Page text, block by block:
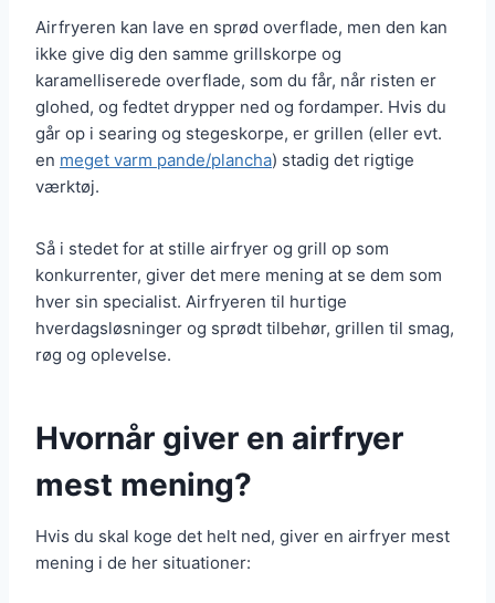
Airfryeren kan lave en sprød overflade, men den kan
ikke give dig den samme grillskorpe og
karamelliserede overflade, som du får, når risten er
glohed, og fedtet drypper ned og fordamper. Hvis du
går op i searing og stegeskorpe, er grillen (eller evt.
en meget varm pande/plancha) stadig det rigtige
værktøj.
Så i stedet for at stille airfryer og grill op som
konkurrenter, giver det mere mening at se dem som
hver sin specialist. Airfryeren til hurtige
hverdagsløsninger og sprødt tilbehør, grillen til smag,
røg og oplevelse.
Hvornår giver en airfryer
mest mening?
Hvis du skal koge det helt ned, giver en airfryer mest
mening i de her situationer: